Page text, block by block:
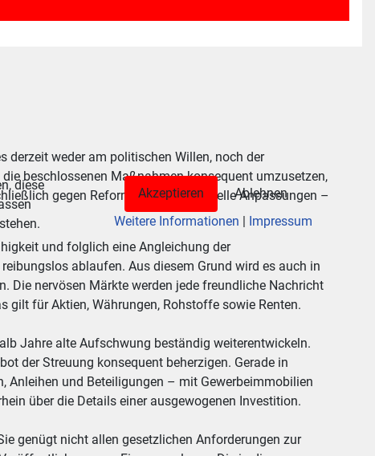
derzeit weder am politischen Willen, noch der
beschlossenen Maßnahmen konsequent umzusetzen,
gegen Reformen und strukturelle Anpassungen –
und folglich eine Angleichung der
ablaufen. Aus diesem Grund wird es auch in
Die nervösen Märkte werden jede freundliche Nachricht
gilt für Aktien, Währungen, Rohstoffe sowie Renten.
Jahre alte Aufschwung beständig weiterentwickeln.
der Streuung konsequent beherzigen. Gerade in
und Beteiligungen – mit Gewerbeimmobilien
über die Details einer ausgewogenen Investition.
genügt nicht allen gesetzlichen Anforderungen zur
diese
Akzeptieren
Ablehnen
Weitere Informationen | Impressum